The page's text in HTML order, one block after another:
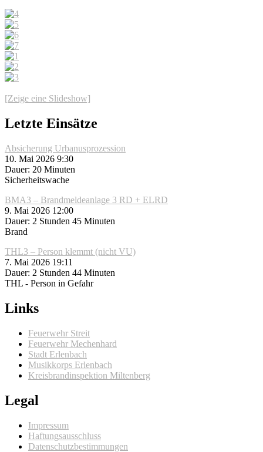
[Zeige eine Slideshow]
Letzte Einsätze
Absicherung Urbanusprozession
10. Mai 2026 9:30
Dauer: 20 Minuten
Sicherheitswache
BMA3 – Brandmeldeanlage 3 RD + ELRD
9. Mai 2026 12:00
Dauer: 2 Stunden 45 Minuten
Brand
THL3 – Person klemmt (nicht VU)
7. Mai 2026 19:11
Dauer: 2 Stunden 44 Minuten
THL - Person in Gefahr
Links
Feuerwehr Streit
Feuerwehr Mechenhard
Stadt Erlenbach
Musikkorps Erlenbach
Kreisbrandinspektion Miltenberg
Legal
Impressum
Haftungsausschluss
Datenschutzbestimmungen